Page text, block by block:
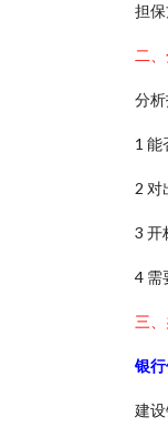
担保
二
分
1 能
2 对
3 开
4 需
三
银
建